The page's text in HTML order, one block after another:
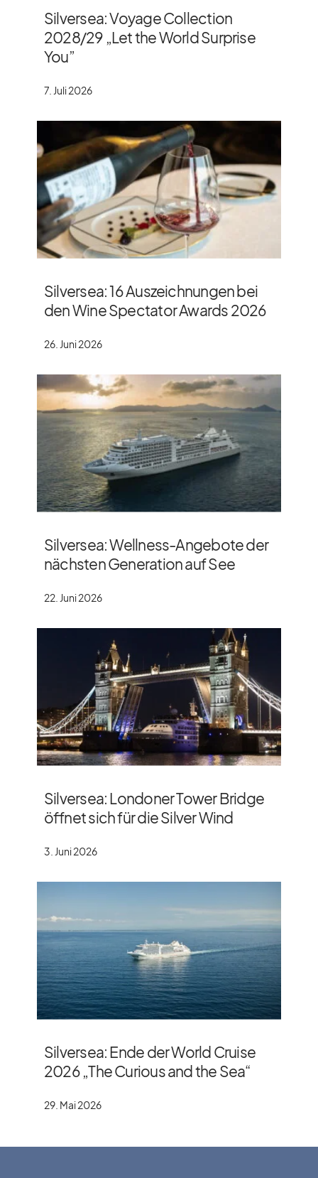
Silversea: Voyage Collection
2028/​29 „Let the World Surprise
You”
7. Juli 2026
Silversea: 16 Auszeichnungen bei
den Wine Spectator Awards 2026
26. Juni 2026
Silversea: Wellness-Angebote der
nächsten Generation auf See
22. Juni 2026
Silversea: Londoner Tower Bridge
öffnet sich für die Silver Wind
3. Juni 2026
Silversea: Ende der World Cruise
2026 „The Curious and the Sea“
29. Mai 2026